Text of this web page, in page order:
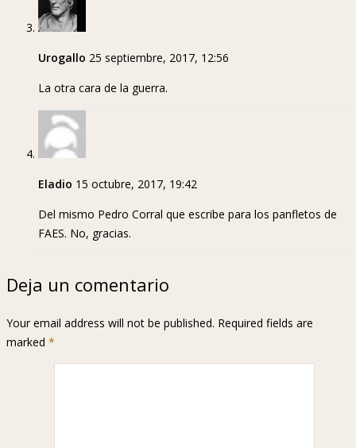
Urogallo 25 septiembre, 2017, 12:56
La otra cara de la guerra.
Eladio 15 octubre, 2017, 19:42
Del mismo Pedro Corral que escribe para los panfletos de
FAES. No, gracias.
Deja un comentario
Your email address will not be published. Required fields are
marked *